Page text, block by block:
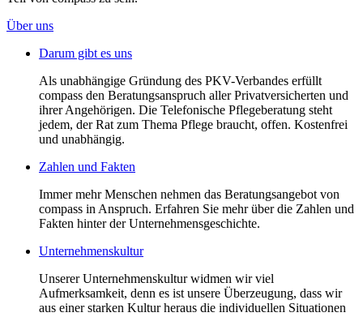
Über uns
Darum gibt es uns
Als unabhängige Gründung des PKV-Verbandes erfüllt
compass den Beratungsanspruch aller Privatversicherten und
ihrer Angehörigen. Die Telefonische Pflegeberatung steht
jedem, der Rat zum Thema Pflege braucht, offen. Kostenfrei
und unabhängig.
Zahlen und Fakten
Immer mehr Menschen nehmen das Beratungsangebot von
compass in Anspruch. Erfahren Sie mehr über die Zahlen und
Fakten hinter der Unternehmensgeschichte.
Unternehmenskultur
Unserer Unternehmenskultur widmen wir viel
Aufmerksamkeit, denn es ist unsere Überzeugung, dass wir
aus einer starken Kultur heraus die individuellen Situationen